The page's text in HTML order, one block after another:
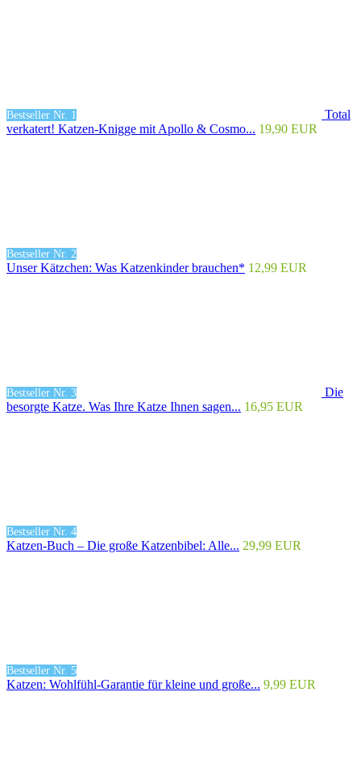
Bestseller Nr. 1
Total
verkatert! Katzen-Knigge mit Apollo & Cosmo... 19,90 EUR
Bestseller Nr. 2
Unser Kätzchen: Was Katzenkinder brauchen* 12,99 EUR
Bestseller Nr. 3
Die
besorgte Katze. Was Ihre Katze Ihnen sagen... 16,95 EUR
Bestseller Nr. 4
Katzen-Buch – Die große Katzenbibel: Alle... 29,99 EUR
Bestseller Nr. 5
Katzen: Wohlfühl-Garantie für kleine und große... 9,99 EUR